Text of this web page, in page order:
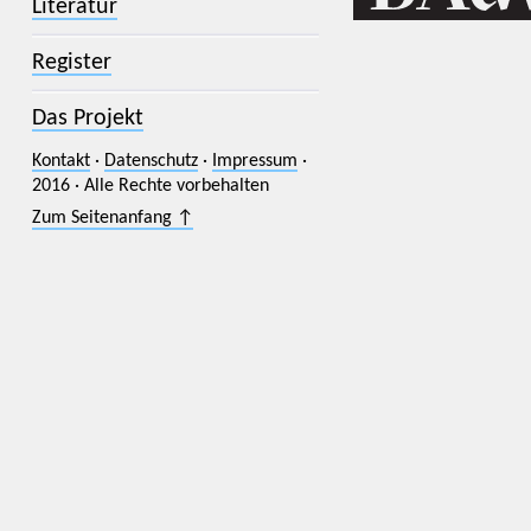
Literatur
Register
Das Projekt
Kontakt· Datenschutz· Impressum ·
2016 · Alle Rechte vorbehalten
Zum Seitenanfang ↑